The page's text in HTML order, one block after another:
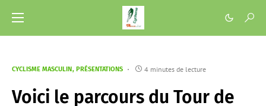
CYCLISME MASCULIN PRÉSENTATIONS 4 minutes de lecture
Voici le parcours du Tour de